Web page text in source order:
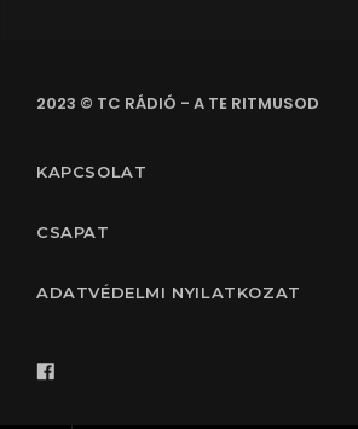
2023 © TC RÁDIÓ - A TE RITMUSOD
KAPCSOLAT
CSAPAT
ADATVÉDELMI NYILATKOZAT